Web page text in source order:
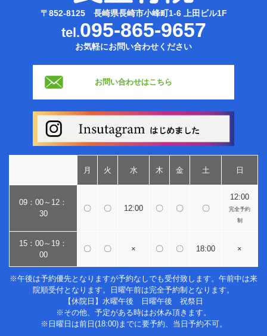
〒852-8125 長崎県長崎市小峰町1-6 上田ビル1F
tel.095-865-9657
お気軽にお問い合わせください
お問い合わせはこちら
月 火 水 木 金 土 日
09：00～12：
30
〇 〇 12:00 〇 〇 〇
12:00
完全予約
制
15：00～19：
00
〇 〇 × 〇 〇 18:00 ×
※午後は予約優先となりますが予約なしでも受付致します。午前中は来
院順受付となります。日曜午前は完全予約制となります。
【休院日】水曜午後 日曜午後 祝祭日
※その他、予定がある時はお休み頂きます。
※日曜日は前日(18:00)までに要予約、当日予約不可。